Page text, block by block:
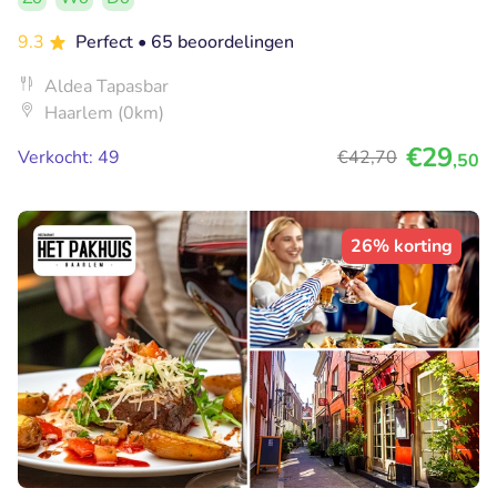
9.3
Perfect • 65 beoordelingen
Aldea Tapasbar
Haarlem (0km)
Verkocht: 49
€42,70 €29,50
26% korting